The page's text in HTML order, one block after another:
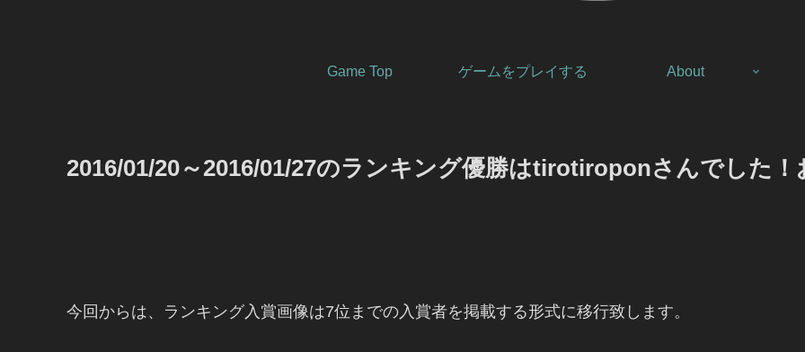
Game Top ゲームをプレイする About
2016/01/20～2016/01/27のランキング優勝はtirotiroponさんでした
今回からは、ランキング入賞画像は7位までの入賞者を掲載する形式に移行致します。